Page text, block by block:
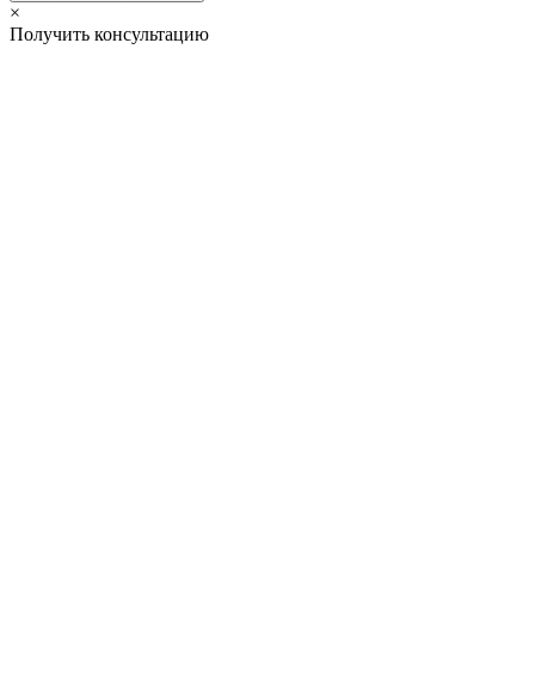
×
Получить консультацию